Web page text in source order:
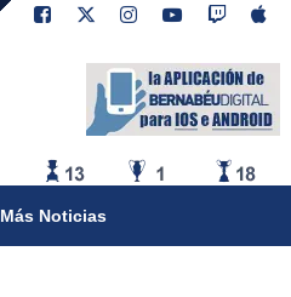
Más Noticias